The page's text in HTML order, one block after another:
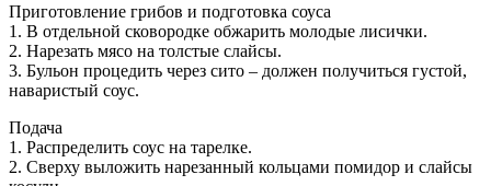
Приготовление грибов и подготовка соуса
1. В отдельной сковородке обжарить молодые лисички.
2. Нарезать мясо на толстые слайсы.
3. Бульон процедить через сито – должен получиться густой,
наваристый соус.
Подача
1. Распределить соус на тарелке.
2. Сверху выложить нарезанный кольцами помидор и слайсы